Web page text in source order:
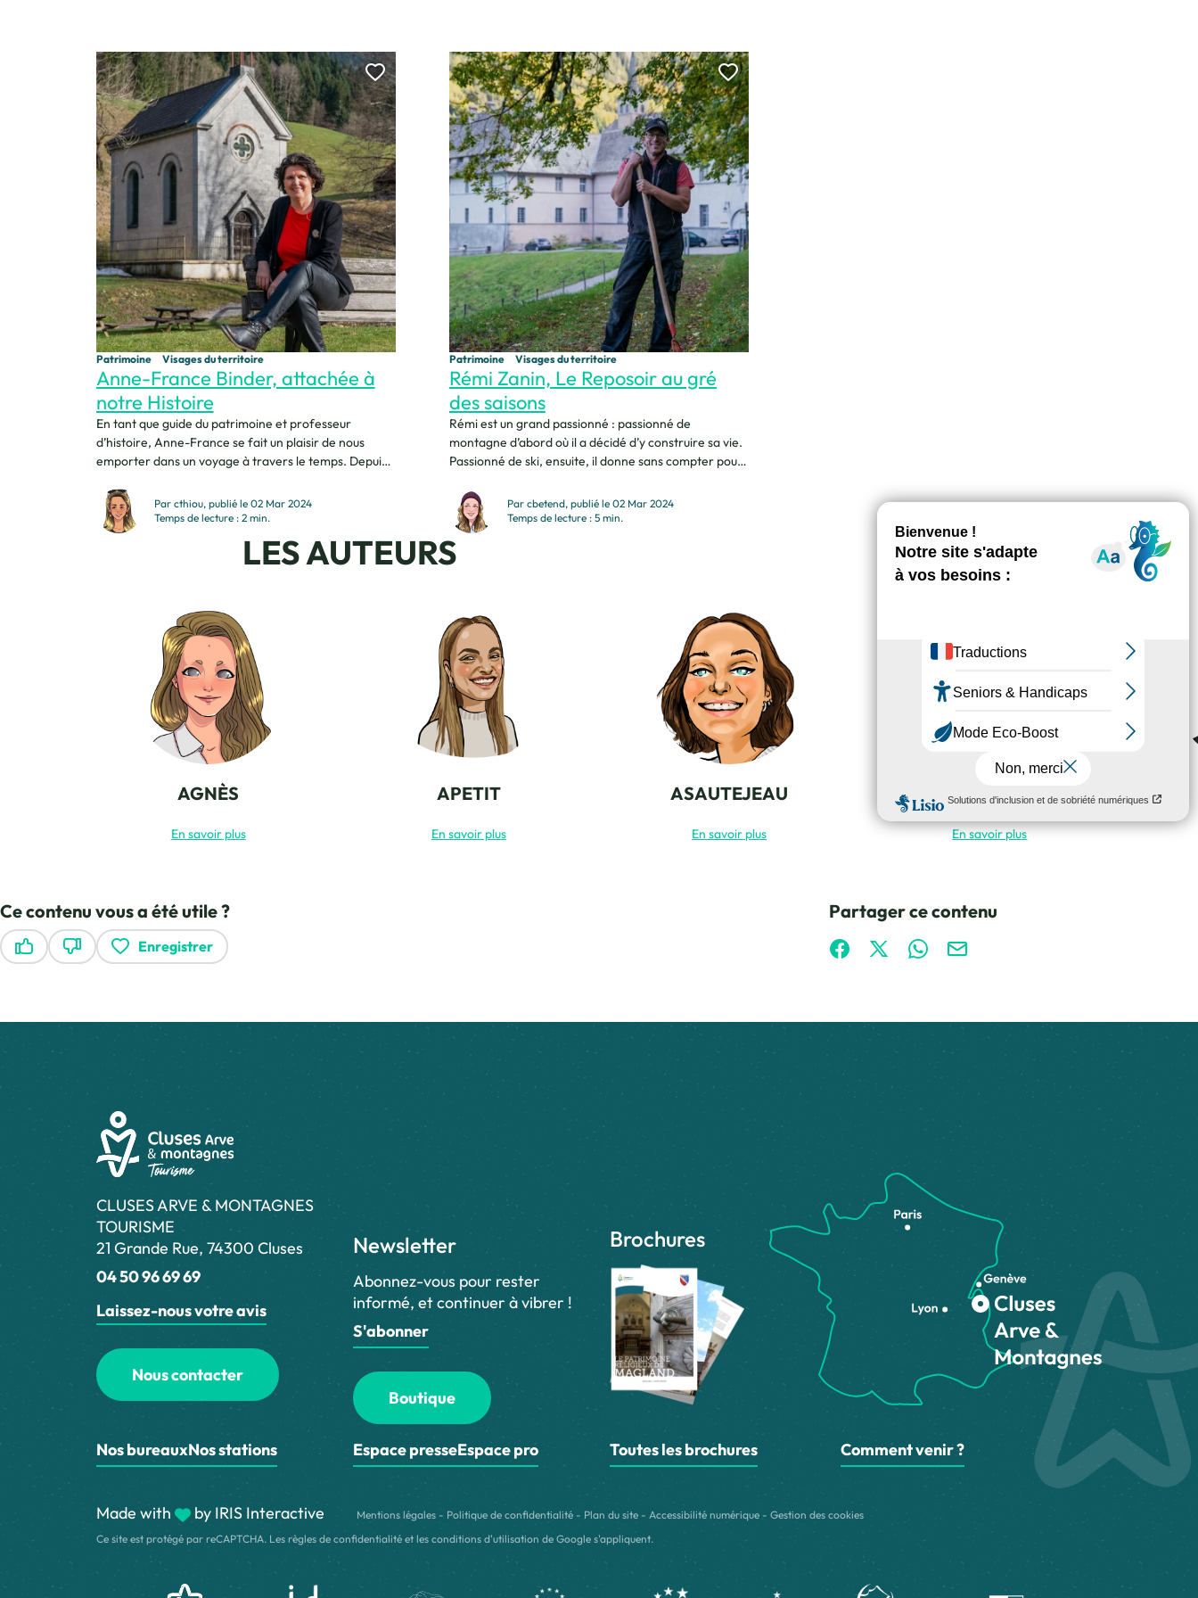
Anne-France Binder, attachée à
notre Histoire
Patrimoine Visages du territoire
En tant que guide du patrimoine et professeur
d’histoire, Anne-France se fait un plaisir de nous
emporter dans un voyage à travers le temps. Depuis
Passionnée d’histoire « À travers différents voyages,
j’ai pu découvrir, motivée par ma curiosité, la richesse
et la diversité du...
Par cthiou, publié le 02 Mar 2024
Temps de lecture : 2 min.
Ajouter cette page au carnet de voyage ?
Rémi Zanin, Le Reposoir au gré
des saisons
Patrimoine Visages du territoire
Rémi est un grand passionné : passionné de
montagne d’abord où il a décidé d’y construire sa vie.
Passionné de ski, ensuite, il donne sans compter pour
village. Passionné par Le Reposoir, enfin, où il aime
partager de bons moments entre ses amis, sa
famille...
Par cbetend, publié le 02 Mar 2024
Temps de lecture : 5 min.
Ajouter cette page au carnet de voyage ?
LES AUTEURS
AGNÈS
En savoir plus
APETIT
En savoir plus
ASAUTEJEAU
En savoir plus
BGIAZZI
En savoir plus
Ce contenu vous a été utile ?
Enregistrer
Partager ce contenu
Partager sur Facebook (nouvelle fenêtre)
Partager sur X / Twitter (nouvelle fenêtre)
Partager sur WhatsApp
Partager par mail
CLUSES ARVE & MONTAGNES
TOURISME
21 Grande Rue, 74300 Cluses
04 50 96 69 69
Laissez-nous votre avis
Nous contacter
Nos bureauxNos stations
Newsletter
Abonnez-vous pour rester
informé, et continuer à vibrer !
S'abonner
Boutique
Espace presseEspace pro
Brochures
Toutes les brochures Comment venir ?
Made with by IRIS Interactive Mentions légales - Politique de confidentialité - Plan du site - Accessibilité numérique - Gestion des cookies
Ce site est protégé par reCAPTCHA. Les règles de confidentialitéet les conditions d'utilisation de Google s'appliquent.